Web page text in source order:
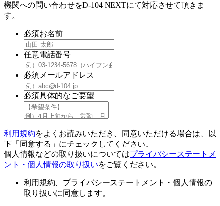
機関への問い合わせをD-104 NEXTにて対応させて頂きま
す。
必須お名前
任意電話番号
必須 メールアドレス
必須具体的なご要望
利用規約をよくお読みいただき、同意いただける場合は、以
下「同意する」にチェックしてください。
個人情報などの取り扱いについてはプライバシーステートメ
ント・個人情報の取り扱いをご覧ください。
利用規約、プライバシーステートメント・個人情報の
取り扱いに同意します。